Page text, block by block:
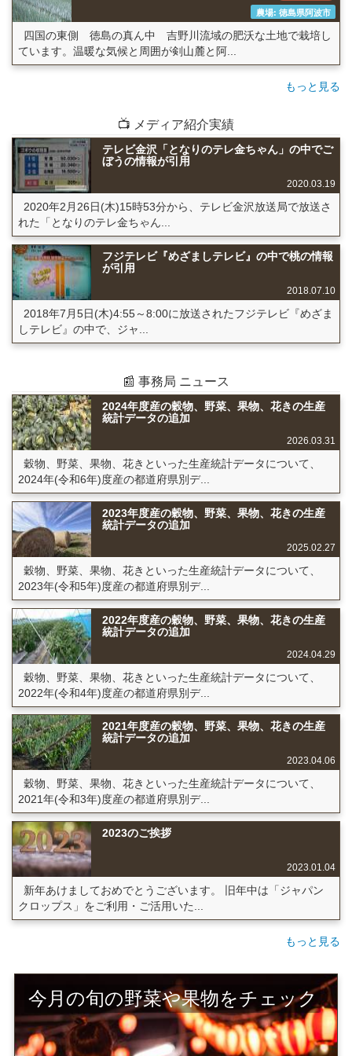
農場: 徳島県阿波市
四国の東側 徳島の真ん中 吉野川流域の肥沃な土地で栽培し
ています。温暖な気候と周囲が剣山麓と阿...
もっと見る
📺 メディア紹介実績
テレビ金沢「となりのテレ金ちゃん」の中でご
ぼうの情報が引用
2020.03.19
2020年2月26日(木)15時53分から、テレビ金沢放送局で放送さ
れた「となりのテレ金ちゃん...
フジテレビ『めざましテレビ』の中で桃の情報
が引用
2018.07.10
2018年7月5日(木)4:55～8:00に放送されたフジテレビ『めざま
しテレビ』の中で、ジャ...
📰 事務局 ニュース
2024年度産の穀物、野菜、果物、花きの生産
統計データの追加
2026.03.31
穀物、野菜、果物、花きといった生産統計データについて、
2024年(令和6年)度産の都道府県別デ...
2023年度産の穀物、野菜、果物、花きの生産
統計データの追加
2025.02.27
穀物、野菜、果物、花きといった生産統計データについて、
2023年(令和5年)度産の都道府県別デ...
2022年度産の穀物、野菜、果物、花きの生産
統計データの追加
2024.04.29
穀物、野菜、果物、花きといった生産統計データについて、
2022年(令和4年)度産の都道府県別デ...
2021年度産の穀物、野菜、果物、花きの生産
統計データの追加
2023.04.06
穀物、野菜、果物、花きといった生産統計データについて、
2021年(令和3年)度産の都道府県別デ...
2023のご挨拶
2023.01.04
新年あけましておめでとうございます。 旧年中は「ジャパン
クロップス」をご利用・ご活用いた...
もっと見る
今月の旬の野菜や果物をチェック